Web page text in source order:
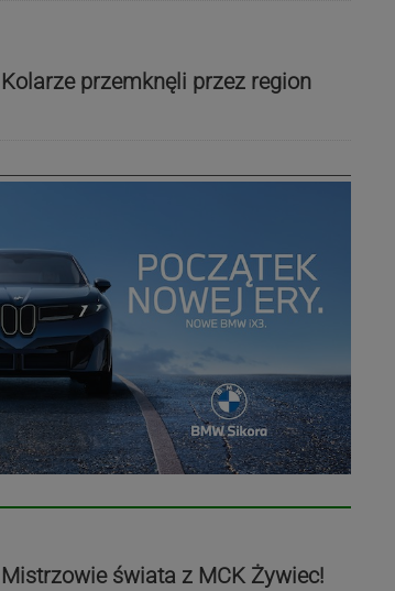
Kolarze przemknęli przez region
Mistrzowie świata z MCK Żywiec!